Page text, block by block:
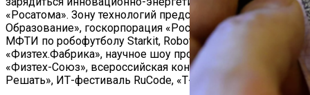
«Росатома». Зону технологий представят: «Яндекс
Образование», госкорпорация «Росатом», команда
МФТИ по робофутболу Starkit, Robot Fight Club,
«Физтех.Фабрика», научное шоу профессора Николя,
«Физтех-Союз», всероссийская контрольная «Выходи
Решать», ИТ-фестиваль RuСode, «Т-Банк» и другие.